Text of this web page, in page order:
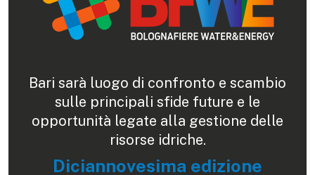
Bari sarà luogo di confronto e scambio
sulle principali sfide future e le
opportunità legate alla gestione delle
risorse idriche.
Diciannovesima edizione